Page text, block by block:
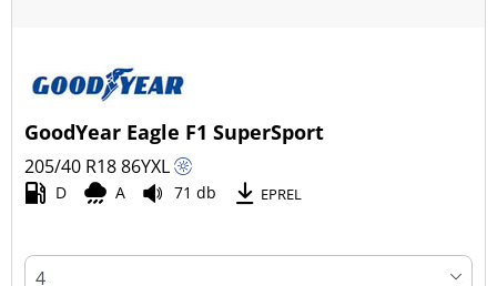
GoodYear Eagle F1 SuperSport
205/40 R1886YXL
D A 71 db EPREL